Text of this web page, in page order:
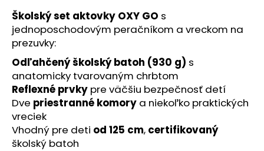
hviezdičiek.
Školský set aktovky OXY GO s
jednoposchodovým peračníkom a vreckom na
prezuvky:
Odľahčený školský batoh (930 g) s
anatomicky tvarovaným chrbtom
Reflexné prvky pre väčšiu bezpečnosť detí
Dve priestranné komory a niekoľko praktických
vreciek
Vhodný pre deti od 125 cm, certifikovaný
školský batoh
O
d
p
o
r
ú
č
a
m
e